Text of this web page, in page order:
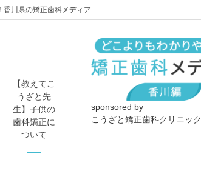
香川県の矯正歯科メディア
sponsored by
こうざと矯正歯科クリニック
【教えてこ
うざと先
生】子供の
歯科矯正に
ついて